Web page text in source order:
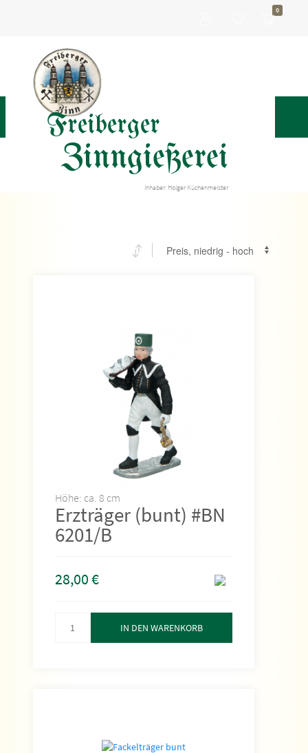
Freiberger
Zinngießerei
Inhaber: Holger Küchenmeister
0
Höhe: ca. 8 cm
Erzträger (bunt) #BN
6201/B
28,00€
IN DEN WARENKORB